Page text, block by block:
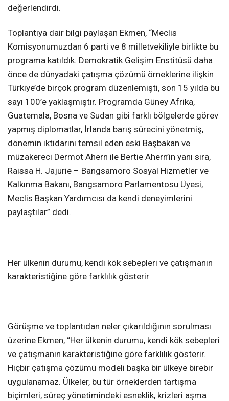
değerlendirdi.
Toplantıya dair bilgi paylaşan Ekmen, “Meclis
Komisyonumuzdan 6 parti ve 8 milletvekiliyle birlikte bu
programa katıldık. Demokratik Gelişim Enstitüsü daha
önce de dünyadaki çatışma çözümü örneklerine ilişkin
Türkiye’de birçok program düzenlemişti, son 15 yılda bu
sayı 100’e yaklaşmıştır. Programda Güney Afrika,
Guatemala, Bosna ve Sudan gibi farklı bölgelerde görev
yapmış diplomatlar, İrlanda barış sürecini yönetmiş,
dönemin iktidarını temsil eden eski Başbakan ve
müzakereci Dermot Ahern ile Bertie Ahern’in yanı sıra,
Raissa H. Jajurie – Bangsamoro Sosyal Hizmetler ve
Kalkınma Bakanı, Bangsamoro Parlamentosu Üyesi,
Meclis Başkan Yardımcısı da kendi deneyimlerini
paylaştılar” dedi.
Her ülkenin durumu, kendi kök sebepleri ve çatışmanın
karakteristiğine göre farklılık gösterir
Görüşme ve toplantıdan neler çıkarıldığının sorulması
üzerine Ekmen, “Her ülkenin durumu, kendi kök sebepleri
ve çatışmanın karakteristiğine göre farklılık gösterir.
Hiçbir çatışma çözümü modeli başka bir ülkeye birebir
uygulanamaz. Ülkeler, bu tür örneklerden tartışma
biçimleri, süreç yönetimindeki esneklik, krizleri aşma